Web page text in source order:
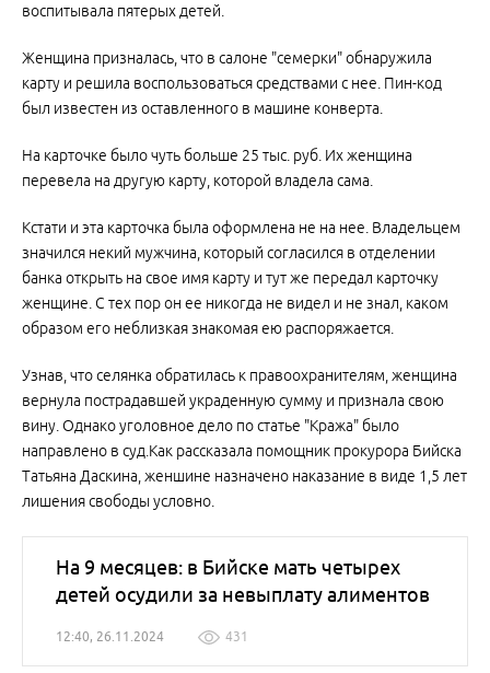
воспитывала пятерых детей.
Женщина призналась, что в салоне "семерки" обнаружила
карту и решила воспользоваться средствами с нее. Пин-код
был известен из оставленного в машине конверта.
На карточке было чуть больше 25 тыс. руб. Их женщина
перевела на другую карту, которой владела сама.
Кстати и эта карточка была оформлена не на нее. Владельцем
значился некий мужчина, который согласился в отделении
банка открыть на свое имя карту и тут же передал карточку
женщине. С тех пор он ее никогда не видел и не знал, каком
образом его неблизкая знакомая ею распоряжается.
Узнав, что селянка обратилась к правоохранителям, женщина
вернула пострадавшей украденную сумму и признала свою
вину. Однако уголовное дело по статье "Кража" было
направлено в суд.Как рассказала помощник прокурора Бийска
Татьяна Даскина, женшине назначено наказание в виде 1,5 лет
лишения свободы условно.
На 9 месяцев: в Бийске мать четырех
детей осудили за невыплату алиментов
12:40, 26.11.2024 431